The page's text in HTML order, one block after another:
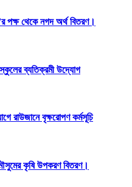
পক্ষ থেকে নগদ অর্থ বিতরণ।
ব্যতিক্রমী উদ্যোগ
রাউজানে বৃক্ষরোপণ কর্মসূচি
কৃষি উপকরণ বিতরণ।